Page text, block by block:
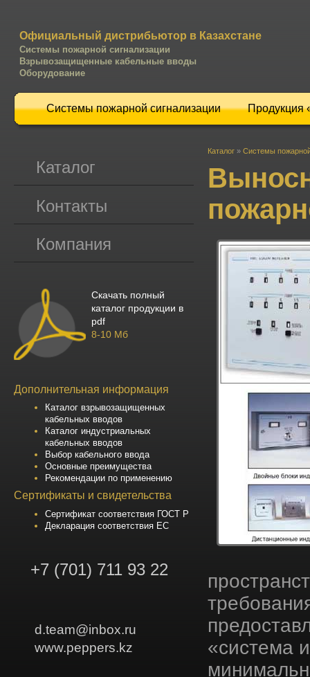
Официальный дистрибьютор в Казахстане
Системы пожарной сигнализации
Взрывозащищенные кабельные вводы
Оборудование
Системы пожарной сигнализации Продукция
Каталог» Системы
«система
Каталог
Контакты
Компания
Скачать полный
каталог продукции в
pdf
8-10 Мб
Дополнительная информация
Каталог взрывозащищенных
кабельных вводов
Каталог индустриальных
кабельных вводов
Выбор кабельного ввода
Основные преимущества
Рекомендации по применению
Сертификаты и свидетельства
Сертификат соответствия ГОСТ Р
Декларация соответствия ЕС
+7 (701) 711 93 22
d.team@inbox.ru
www.peppers.kz